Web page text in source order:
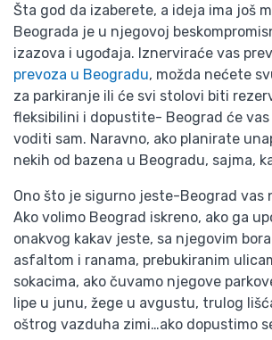
Šta god da izaberete, a ideja ima još
Beograda je u njegovoj
izazova i ugođaja. Iznerviraće vas
prevoza u Beogradu, možda nećete
za parkiranje ili će svi stolovi biti
fleksibilini i dopustite- Beograd će
voditi sam. Naravno, ako planirate
nekih od bazena u Beogradu, sajma,
Ono što je sigurno jeste-Beograd vas
Ako volimo Beograd iskreno, ako ga
onakvog kakav jeste, sa njegovim
asfaltom i ranama, prebukiranim
sokacima, ako čuvamo njegove
lipe u junu, žege u avgustu, trulog
oštrog vazduha zimi…ako dopustimo